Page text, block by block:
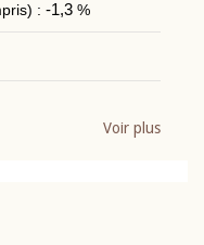
: -1,3%
Voir plus